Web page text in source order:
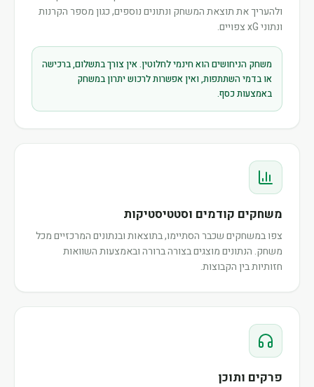
ולהעריך את תוצאת המשחק ונתונים נוספים, כגון מספר הקרנות
ונתוני xG צפויים.
משחק הניחושים הוא חינמי לחלוטין. אין צורך בתשלום, ברכישה
או בדמי השתתפות, ואין אפשרות לרכוש יתרון במשחק
באמצעות כסף.
משחקים קודמים וסטטיסטיקות
צפו במשחקים שכבר הסתיימו, בתוצאות ובנתונים המרכזיים מכל
משחק. הנתונים מוצגים בצורה ברורה ובאמצעות השוואות
חזותיות בין הקבוצות.
פרקים ותוכן